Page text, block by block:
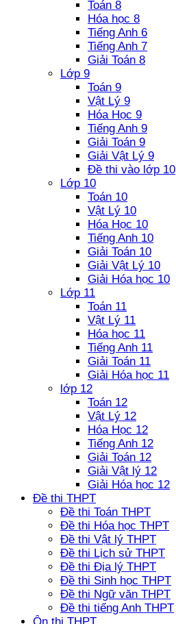
Toán 8
Hóa học 8
Tiếng Anh 6
Tiếng Anh 7
Giải Toán 8
Lớp 9
Toán 9
Vật Lý 9
Hóa Học 9
Tiếng Anh 9
Giải Toán 9
Giải Vật Lý 9
Đề thi vào lớp 10
Lớp 10
Toán 10
Vật Lý 10
Hóa Học 10
Tiếng Anh 10
Giải Toán 10
Giải Vật Lý 10
Giải Hóa học 10
Lớp 11
Toán 11
Vật Lý 11
Hóa học 11
Tiếng Anh 11
Giải Toán 11
Giải Hóa học 11
lớp 12
Toán 12
Vật Lý 12
Hóa Học 12
Tiếng Anh 12
Giải Toán 12
Giải Vật lý 12
Giải Hóa học 12
Đề thi THPT
Đề thi Toán THPT
Đề thi Hóa học THPT
Đề thi Vật lý THPT
Đề thi Lịch sử THPT
Đề thi Địa lý THPT
Đề thi Sinh học THPT
Đề thi Ngữ văn THPT
Đề thi tiếng Anh THPT